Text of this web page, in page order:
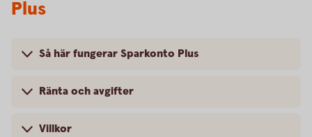
Plus
Så här fungerar Sparkonto Plus
Ränta och avgifter
Villkor